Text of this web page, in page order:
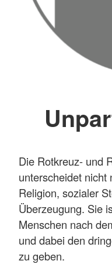
Die Rotkreuz- und
unterscheidet nicht
Religion, sozialer
Überzeugung. Sie
Menschen nach
und dabei den
zu geben.